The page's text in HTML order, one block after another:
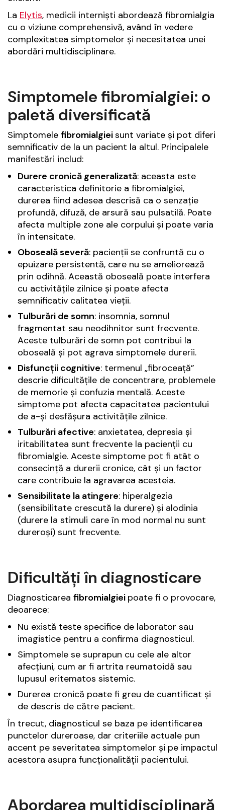
La Elytis, medicii interniști abordează fibromialgia
cu o viziune comprehensivă, având în vedere
complexitatea simptomelor și necesitatea unei
abordări multidisciplinare.
Simptomele fibromialgiei: o
paletă diversificată
Simptomele fibromialgieisunt variate și pot diferi
semnificativ de la un pacient la altul. Principalele
manifestări includ:
Durere cronică generalizată: aceasta este
caracteristica definitorie a fibromialgiei,
durerea fiind adesea descrisă ca o senzație
profundă, difuză, de arsură sau pulsatilă. Poate
afecta multiple zone ale corpului și poate varia
în intensitate.
Oboseală severă: pacienții se confruntă cu o
epuizare persistentă, care nu se ameliorează
prin odihnă. Această oboseală poate interfera
cu activitățile zilnice și poate afecta
semnificativ calitatea vieții.
Tulburări de somn: insomnia, somnul
fragmentat sau neodihnitor sunt frecvente.
Aceste tulburări de somn pot contribui la
oboseală și pot agrava simptomele durerii.
Disfuncții cognitive: termenul „fibroceață”
descrie dificultățile de concentrare, problemele
de memorie și confuzia mentală. Aceste
simptome pot afecta capacitatea pacientului
de a-și desfășura activitățile zilnice.
Tulburări afective: anxietatea, depresia și
iritabilitatea sunt frecvente la pacienții cu
fibromialgie. Aceste simptome pot fi atât o
consecință a durerii cronice, cât și un factor
care contribuie la agravarea acesteia.
Sensibilitate la atingere: hiperalgezia
(sensibilitate crescută la durere) și alodinia
(durere la stimuli care în mod normal nu sunt
dureroși) sunt frecvente.
Dificultăți în diagnosticare
Diagnosticarea fibromialgiei poate fi o provocare,
deoarece:
Nu există teste specifice de laborator sau
imagistice pentru a confirma diagnosticul.
Simptomele se suprapun cu cele ale altor
afecțiuni, cum ar fi artrita reumatoidă sau
lupusul eritematos sistemic.
Durerea cronică poate fi greu de cuantificat și
de descris de către pacient.
În trecut, diagnosticul se baza pe identificarea
punctelor dureroase, dar criteriile actuale pun
accent pe severitatea simptomelor și pe impactul
acestora asupra funcționalității pacientului.
Abordarea multidisciplinară